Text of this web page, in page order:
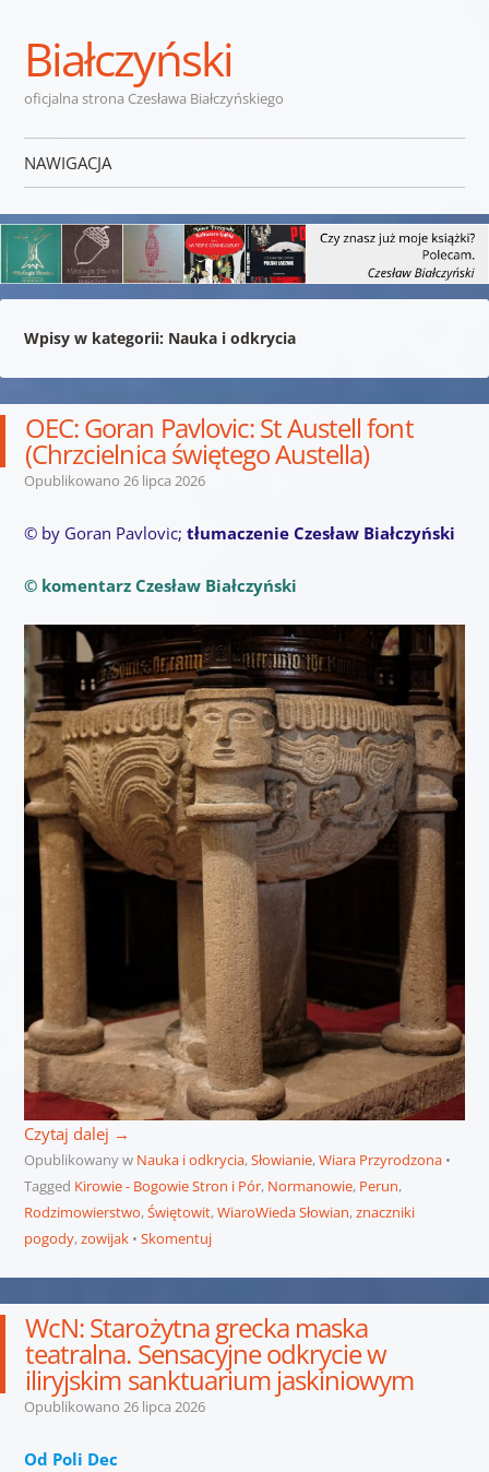
Białczyński
oficjalna strona Czesława Białczyńskiego
NAWIGACJA
Wpisy w kategorii: Nauka i odkrycia
OEC: Goran Pavlovic: St Austell font
(Chrzcielnica świętego Austella)
Opublikowano 26 lipca 2026
© by Goran Pavlovic; tłumaczenie Czesław Białczyński
© komentarz Czesław Białczyński
Czytaj dalej →
Opublikowany w Nauka i odkrycia,Słowianie,Wiara Przyrodzona
Tagged Kirowie - Bogowie Stron i Pór, Normanowie, Perun,
Rodzimowierstwo,Świętowit,WiaroWieda Słowian,znaczniki
pogody,zowijak Skomentuj
WcN: Starożytna grecka maska
teatralna. Sensacyjne odkrycie w
iliryjskim sanktuarium jaskiniowym
Opublikowano 26 lipca 2026
Od Poli Dec